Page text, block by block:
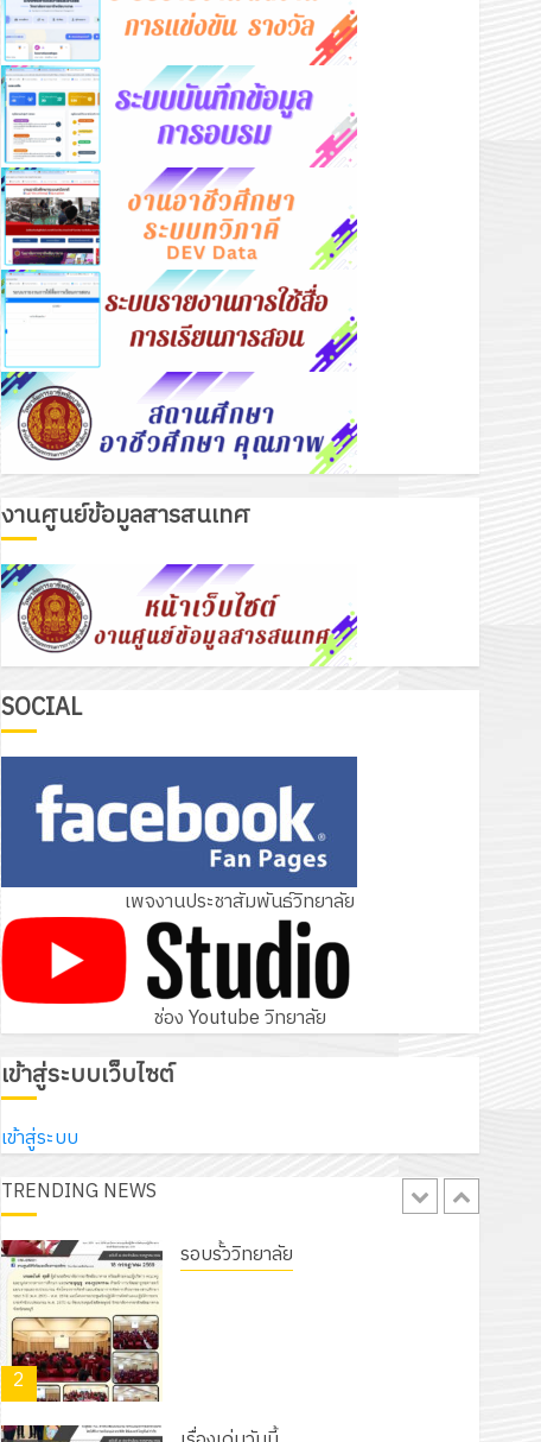
งานศูนย์ข้อมูลสารสนเทศ
SOCIAL
เพจงานประชาสัมพันธ์วิทยาลัย
ช่อง Youtube วิทยาลัย
เข้าสู่ระบบเว็บไซต์
เข้าสู่ระบบ
TRENDING NEWS
3
เรื่องเด่นวันนี้
กับแผนกวิชาอิเล็กทรอนิกส์ โดยได้รับ
การสนับสนุนจากบริษัท มินิเอเจอร์
โซลูชั่นส์ จำกัด
13 กรกฎาคม 2026
0
พระราชทานในสถานศึกษาประจำปีการ
ศึกษา 2569
12 กรกฎาคม 2026
5
กิจกรรม วก.ชบ.
โครงการสัมมนาระหว่างครูที่ปรึกษาและ
ผู้ปกครอง เพื่อสร้างภูมิคุ้มกันให้กับ
นักเรียน นักศึกษา ประจำปีการศึกษา 1
/ 2569
0
1
30 บาทเท่านั้น!
2
รอบรั้ววิทยาลัย